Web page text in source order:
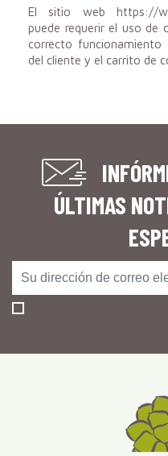
El sitio web https://
puede requerir el uso de
correcto
del cliente y el carrito de
ÚLTIMAS